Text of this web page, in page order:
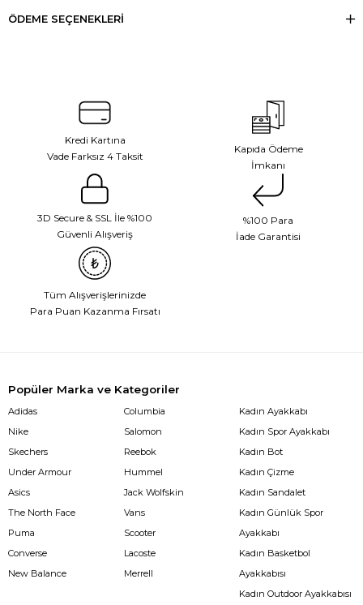
ÖDEME SEÇENEKLERI
Kredi Kartına
Vade Farksız 4 Taksit
Kapıda Ödeme
İmkanı
3D Secure & SSL İle %100
Güvenli Alışveriş
%100 Para
İade Garantisi
Tüm Alışverişlerinizde
Para Puan Kazanma Fırsatı
Popüler Marka ve Kategoriler
Adidas
Nike
Skechers
Under Armour
Asics
The North Face
Puma
Converse
New Balance
Columbia
Salomon
Reebok
Hummel
Jack Wolfskin
Vans
Scooter
Lacoste
Merrell
Kadın Ayakkabı
Kadın Spor Ayakkabı
Kadın Bot
Kadın Çizme
Kadın Sandalet
Kadın Günlük Spor
Ayakkabı
Kadın Basketbol
Ayakkabısı
Kadın Outdoor Ayakkabısı